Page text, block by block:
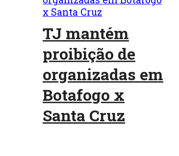
TJ mantém
proibição de
organizadas em
Botafogo x
Santa Cruz